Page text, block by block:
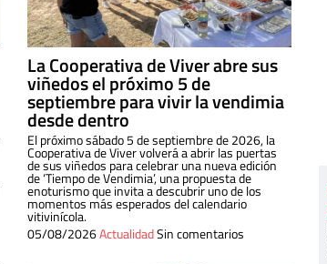
La Cooperativa de Viver abre sus
viñedos el próximo 5 de
septiembre para vivir la vendimia
desde dentro
El próximo sábado 5 de septiembre de 2026, la
Cooperativa de Viver volverá a abrir las puertas
de sus viñedos para celebrar una nueva edición
de ‘Tiempo de Vendimia’, una propuesta de
enoturismo que invita a descubrir uno de los
momentos más esperados del calendario
vitivinícola.
05/08/2026ActualidadSin comentarios